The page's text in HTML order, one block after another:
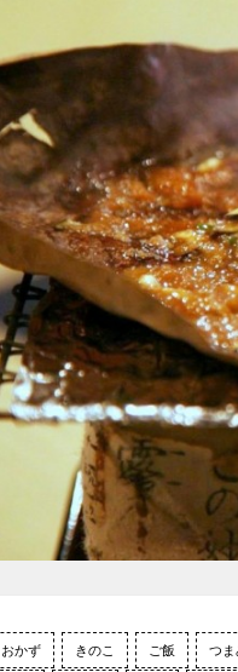
おかず きのこ ご飯 つま